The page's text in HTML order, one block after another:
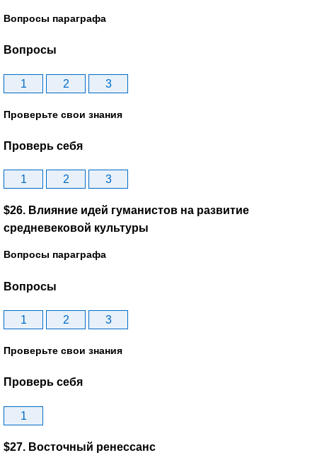
Вопросы параграфа
Вопросы
1 2 3
Проверьте свои знания
Проверь себя
1 2 3
$26. Влияние идей гуманистов на развитие
средневековой культуры
Вопросы параграфа
Вопросы
1 2 3
Проверьте свои знания
Проверь себя
1
$27. Восточный ренессанс